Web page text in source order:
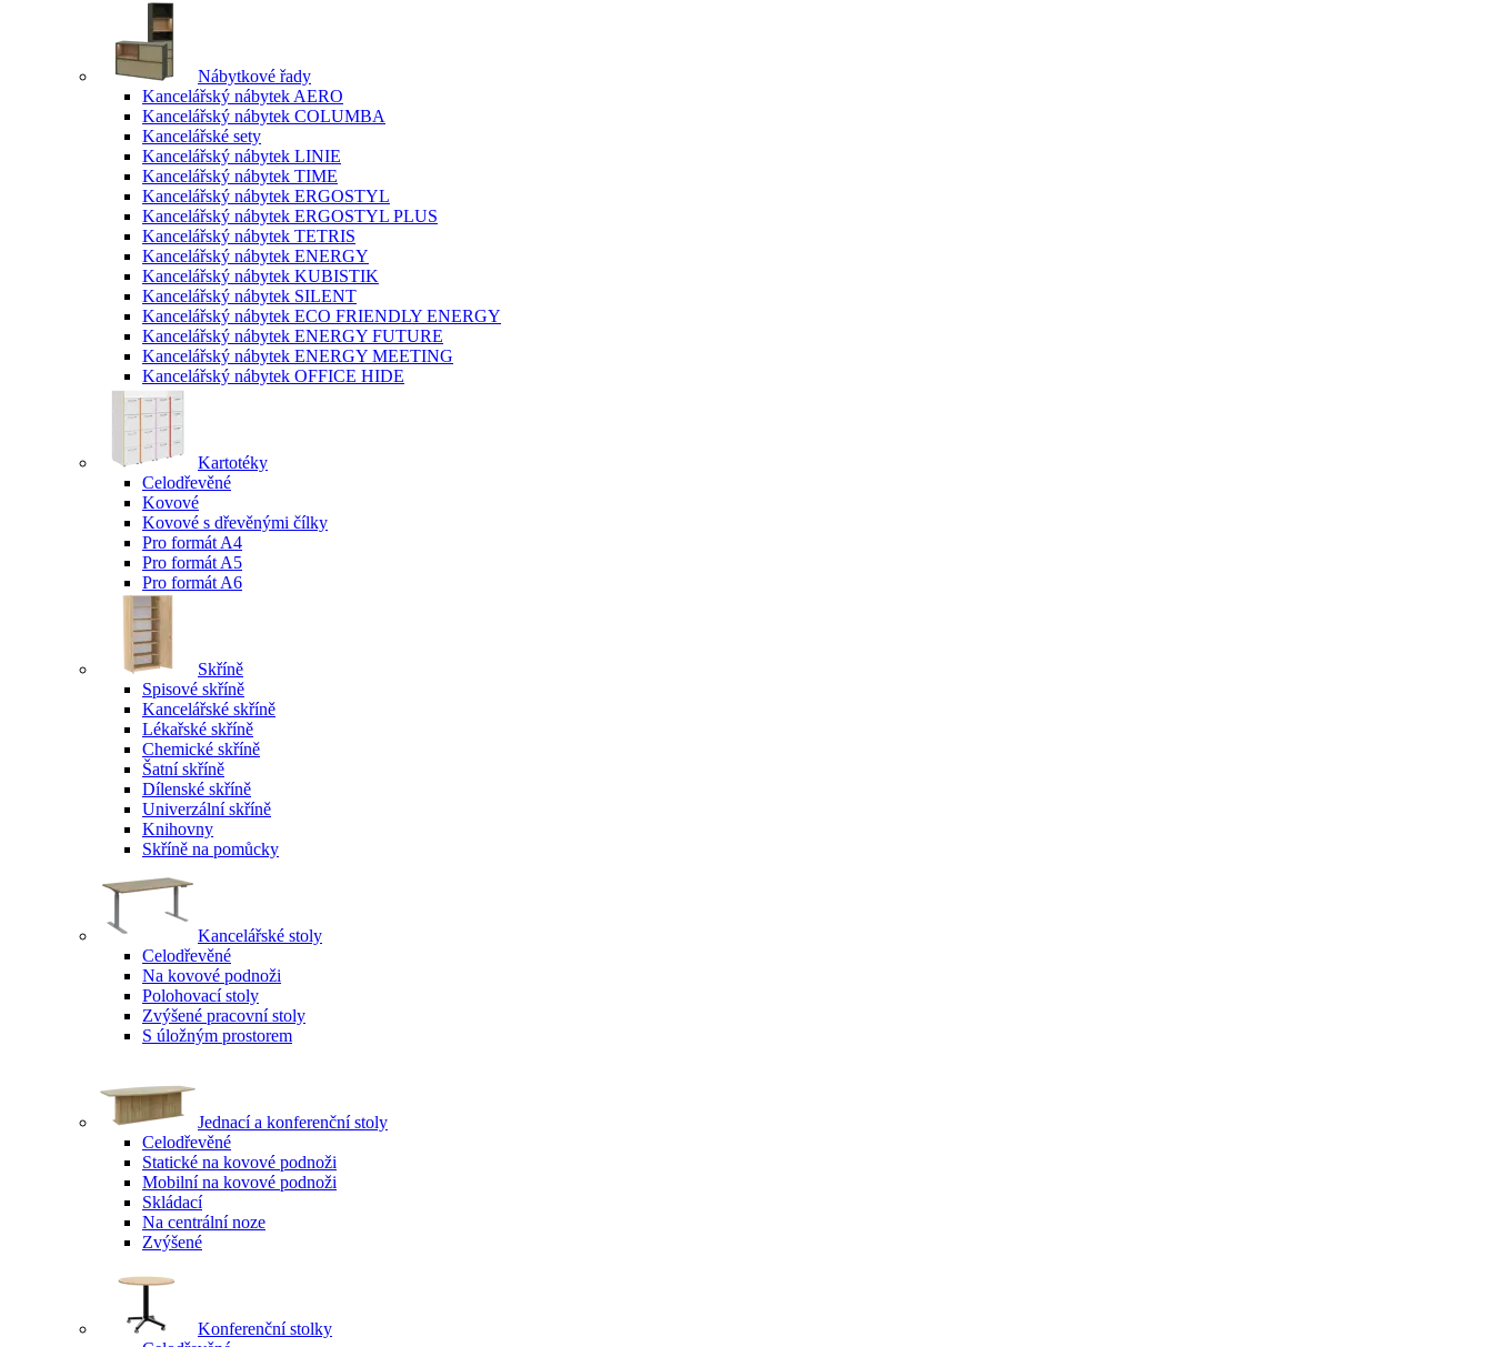
Nábytkové řady
Kancelářský nábytek AERO
Kancelářský nábytek COLUMBA
Kancelářské sety
Kancelářský nábytek LINIE
Kancelářský nábytek TIME
Kancelářský nábytek ERGOSTYL
Kancelářský nábytek ERGOSTYL PLUS
Kancelářský nábytek TETRIS
Kancelářský nábytek ENERGY
Kancelářský nábytek KUBISTIK
Kancelářský nábytek SILENT
Kancelářský nábytek ECO FRIENDLY ENERGY
Kancelářský nábytek ENERGY FUTURE
Kancelářský nábytek ENERGY MEETING
Kancelářský nábytek OFFICE HIDE
Kartotéky
Celodřevěné
Kovové
Kovové s dřevěnými čílky
Pro formát A4
Pro formát A5
Pro formát A6
Skříně
Spisové skříně
Kancelářské skříně
Lékařské skříně
Chemické skříně
Šatní skříně
Dílenské skříně
Univerzální skříně
Knihovny
Skříně na pomůcky
Kancelářské stoly
Celodřevěné
Na kovové podnoži
Polohovací stoly
Zvýšené pracovní stoly
S úložným prostorem
Jednací a konferenční stoly
Celodřevěné
Statické na kovové podnoži
Mobilní na kovové podnoži
Skládací
Na centrální noze
Zvýšené
Konferenční stolky